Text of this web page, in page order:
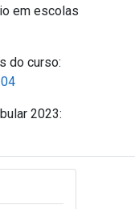
em escolas
do curso:
2023: